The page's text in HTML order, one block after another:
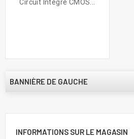
Circuit Intégré CMOS...
BANNIÈRE DE GAUCHE
INFORMATIONS SUR LE MAGASIN